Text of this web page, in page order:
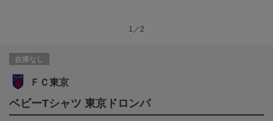
1／2
在庫なし
ＦＣ東京
ベビーTシャツ 東京ドロンパ